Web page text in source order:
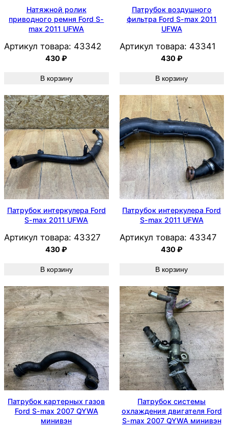
Натяжной ролик
приводного ремня Ford S-
max 2011 UFWA
Артикул товара: 43342
430₽
В корзину
Патрубок воздушного
фильтра Ford S-max 2011
UFWA
Артикул товара: 43341
430₽
В корзину
Патрубок интеркулера Ford
S-max 2011 UFWA
Артикул товара: 43327
430₽
В корзину
Патрубок интеркулера Ford
S-max 2011 UFWA
Артикул товара: 43347
430₽
В корзину
Патрубок картерных газов
Ford S-max 2007 QYWA
минивэн
Патрубок системы
охлаждения двигателя Ford
S-max 2007 QYWA минивэн